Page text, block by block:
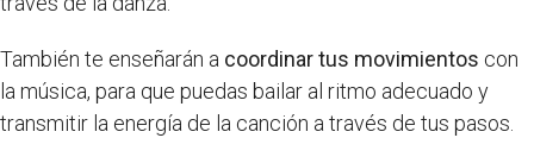
También te enseñarán a coordinar tus movimientos con
la música, para que puedas bailar al ritmo adecuado y
transmitir la energía de la canción a través de tus pasos.